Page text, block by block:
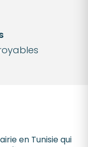
en Tunisie qui